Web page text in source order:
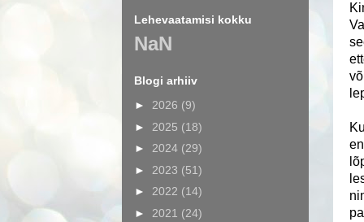
Lehevaatamisi kokku
NaN
Blogi arhiiv
► 2026 (9)
► 2025 (18)
► 2024 (29)
► 2023 (51)
► 2022 (14)
► 2021 (24)